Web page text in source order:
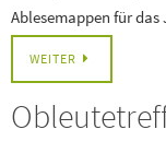
Ablesemappen für das
WEITER